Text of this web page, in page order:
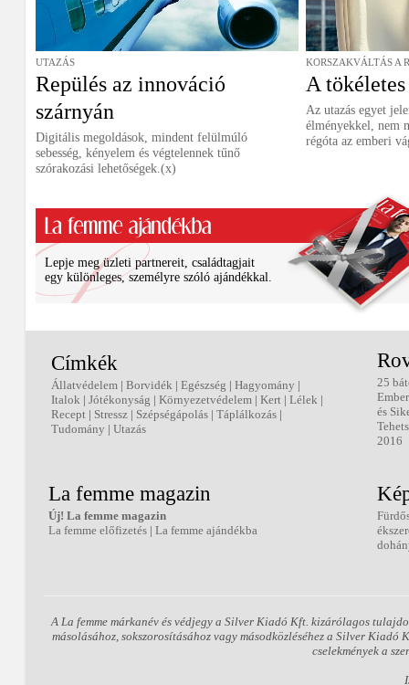
UTAZÁS
Repülés az innováció
szárnyán
Digitális megoldások, mindent felülmúló
sebesség, kényelem és végtelennek tűnő
szórakozási lehetőségek.(x)
KORSZAKVÁLTÁS A
A
Az utazás egyet
élményekkel, nem
régóta az emberi
Lepje meg üzleti partnereit, családtagjait
egy különleges, személyre szóló ajándékkal.
Címkék
Állatvédelem | Borvidék | Egészség | Hagyomány |
Italok | Jótékonyság | Környezetvédelem | Kert | Lélek |
Recept | Stressz | Szépségápolás | Táplálkozás |
Tudomány | Utazás
25
és
2016
La femme magazin
Új! La femme magazin
La femme előfizetés | La femme ajándékba
A La femme márkanév és védjegy a Silver Kiadó Kft. kizárólagos
másolásához, sokszorosításához vagy másodközléséhez a Silver
cselekmények a